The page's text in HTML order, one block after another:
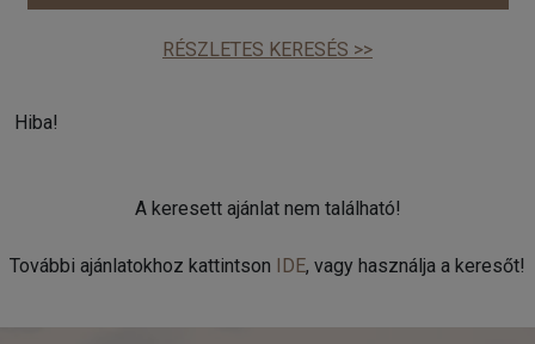
RÉSZLETES KERESÉS >>
Hiba!
A keresett ajánlat nem található!
További ajánlatokhoz kattintson IDE, vagy használja a keresőt!